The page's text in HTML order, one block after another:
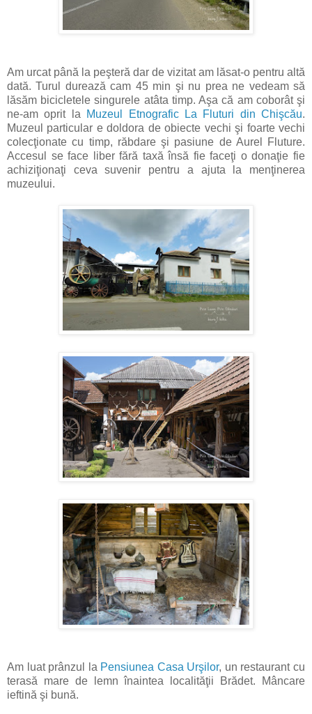
Am urcat până la peşteră dar de vizitat am lăsat-o pentru altă
dată. Turul durează cam 45 min şi nu prea ne vedeam să
lăsăm bicicletele singurele atâta timp. Aşa că am coborât şi
ne-am oprit la
Muzeul Etnografic La Fluturi din Chişcău.
Muzeul particular e doldora de obiecte vechi şi foarte vechi
colecţionate cu timp, răbdare şi pasiune de Aurel Fluture.
Accesul se face liber fără taxă însă fie faceţi o donaţie fie
achiziţionaţi ceva suvenir pentru a ajuta la menţinerea
muzeului.
Am luat prânzul la Pensiunea Casa Urşilor, un restaurant cu
terasă mare de lemn înaintea localităţii Brădet. Mâncare
ieftină şi bună.